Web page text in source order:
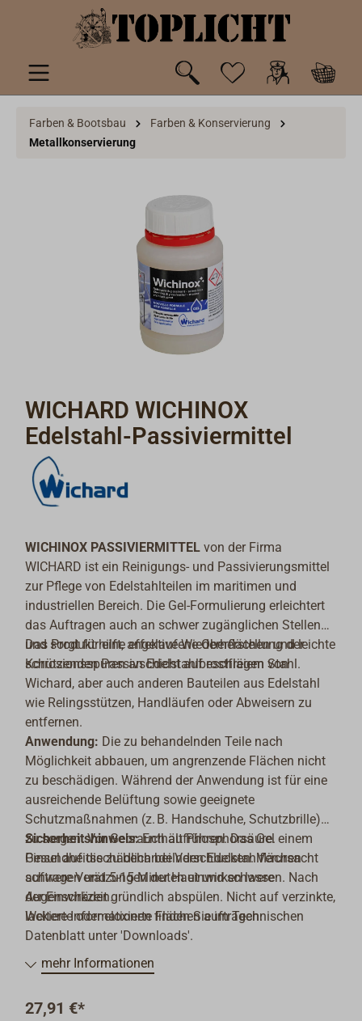
springen
Farben & Bootsbau
Farben & Konservierung
Metallkonservierung
WICHARD WICHINOX
Edelstahl-Passiviermittel
WICHINOX PASSIVIERMITTEL von der Firma
WICHARD ist ein Reinigungs- und Passivierungsmittel
zur Pflege von Edelstahlteilen im maritimen und
industriellen Bereich. Die Gel-Formulierung erleichtert
das Auftragen auch an schwer zugänglichen Stellen
und sorgt für eine effektive Wiederherstellung der
schützenden Passivschicht auf rostfreiem Stahl.
Das Produkt hilft, angelaufene Oberflächen und leichte
Korrosionsspuren an Edelstahlbeschlägen von
Wichard, aber auch anderen Bauteilen aus Edelstahl
wie Relingsstützen, Handläufen oder Abweisern zu
entfernen.
Anwendung: Die zu behandelnden Teile nach
Möglichkeit abbauen, um angrenzende Flächen nicht
zu beschädigen. Während der Anwendung ist für eine
ausreichende Belüftung sowie geeignete
Schutzmaßnahmen (z. B. Handschuhe, Schutzbrille)
zu sorgen. Vor Gebrauch aufrühren. Das Gel einem
Pinsel auf die zu behandelnden Edelstahlflächen
auftragen und 5-15 Minuten einwirken lassen. Nach
der Einwirkzeit gründlich abspülen. Nicht auf verzinkte,
lackierte oder eloxierte Flächen auftragen.
Sicherheitshinweis:Enthält Phosphorsäure.
Gesundheitsschädlich bei Verschlucken. Verursacht
schwere Verätzungen der Haut und schwere
Augenschäden.
Weitere Informationen finden Sie im Technischen
Datenblatt unter 'Downloads'.
mehr Informationen
27,91 €*